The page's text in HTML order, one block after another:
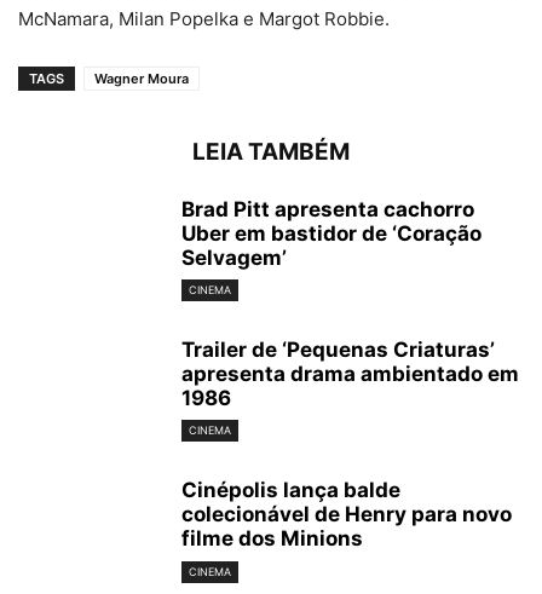
McNamara, Milan Popelka e Margot Robbie.
TAGS Wagner Moura
LEIA TAMBÉM
Brad Pitt apresenta cachorro
Uber em bastidor de ‘Coração
Selvagem’
CINEMA
Trailer de ‘Pequenas Criaturas’
apresenta drama ambientado em
1986
CINEMA
Cinépolis lança balde
colecionável de Henry para novo
filme dos Minions
CINEMA